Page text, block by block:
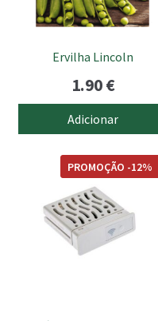
Ervilha Lincoln
1.90€
Adicionar
PROMOÇÃO -12%